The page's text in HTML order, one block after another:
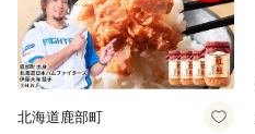
北海道鹿部町